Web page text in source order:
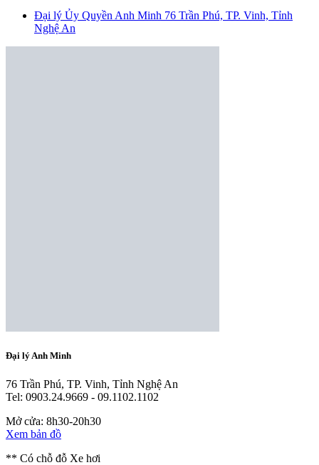
Đại lý Ủy Quyền Anh Minh 76 Trần Phú, TP. Vinh, Tỉnh
Nghệ An
Đại lý Anh Minh
76 Trần Phú, TP. Vinh, Tỉnh Nghệ An
Tel: 0903.24.9669 - 09.1102.1102
Mở cửa: 8h30-20h30
Xem bản đồ
** Có chỗ đỗ Xe hơi